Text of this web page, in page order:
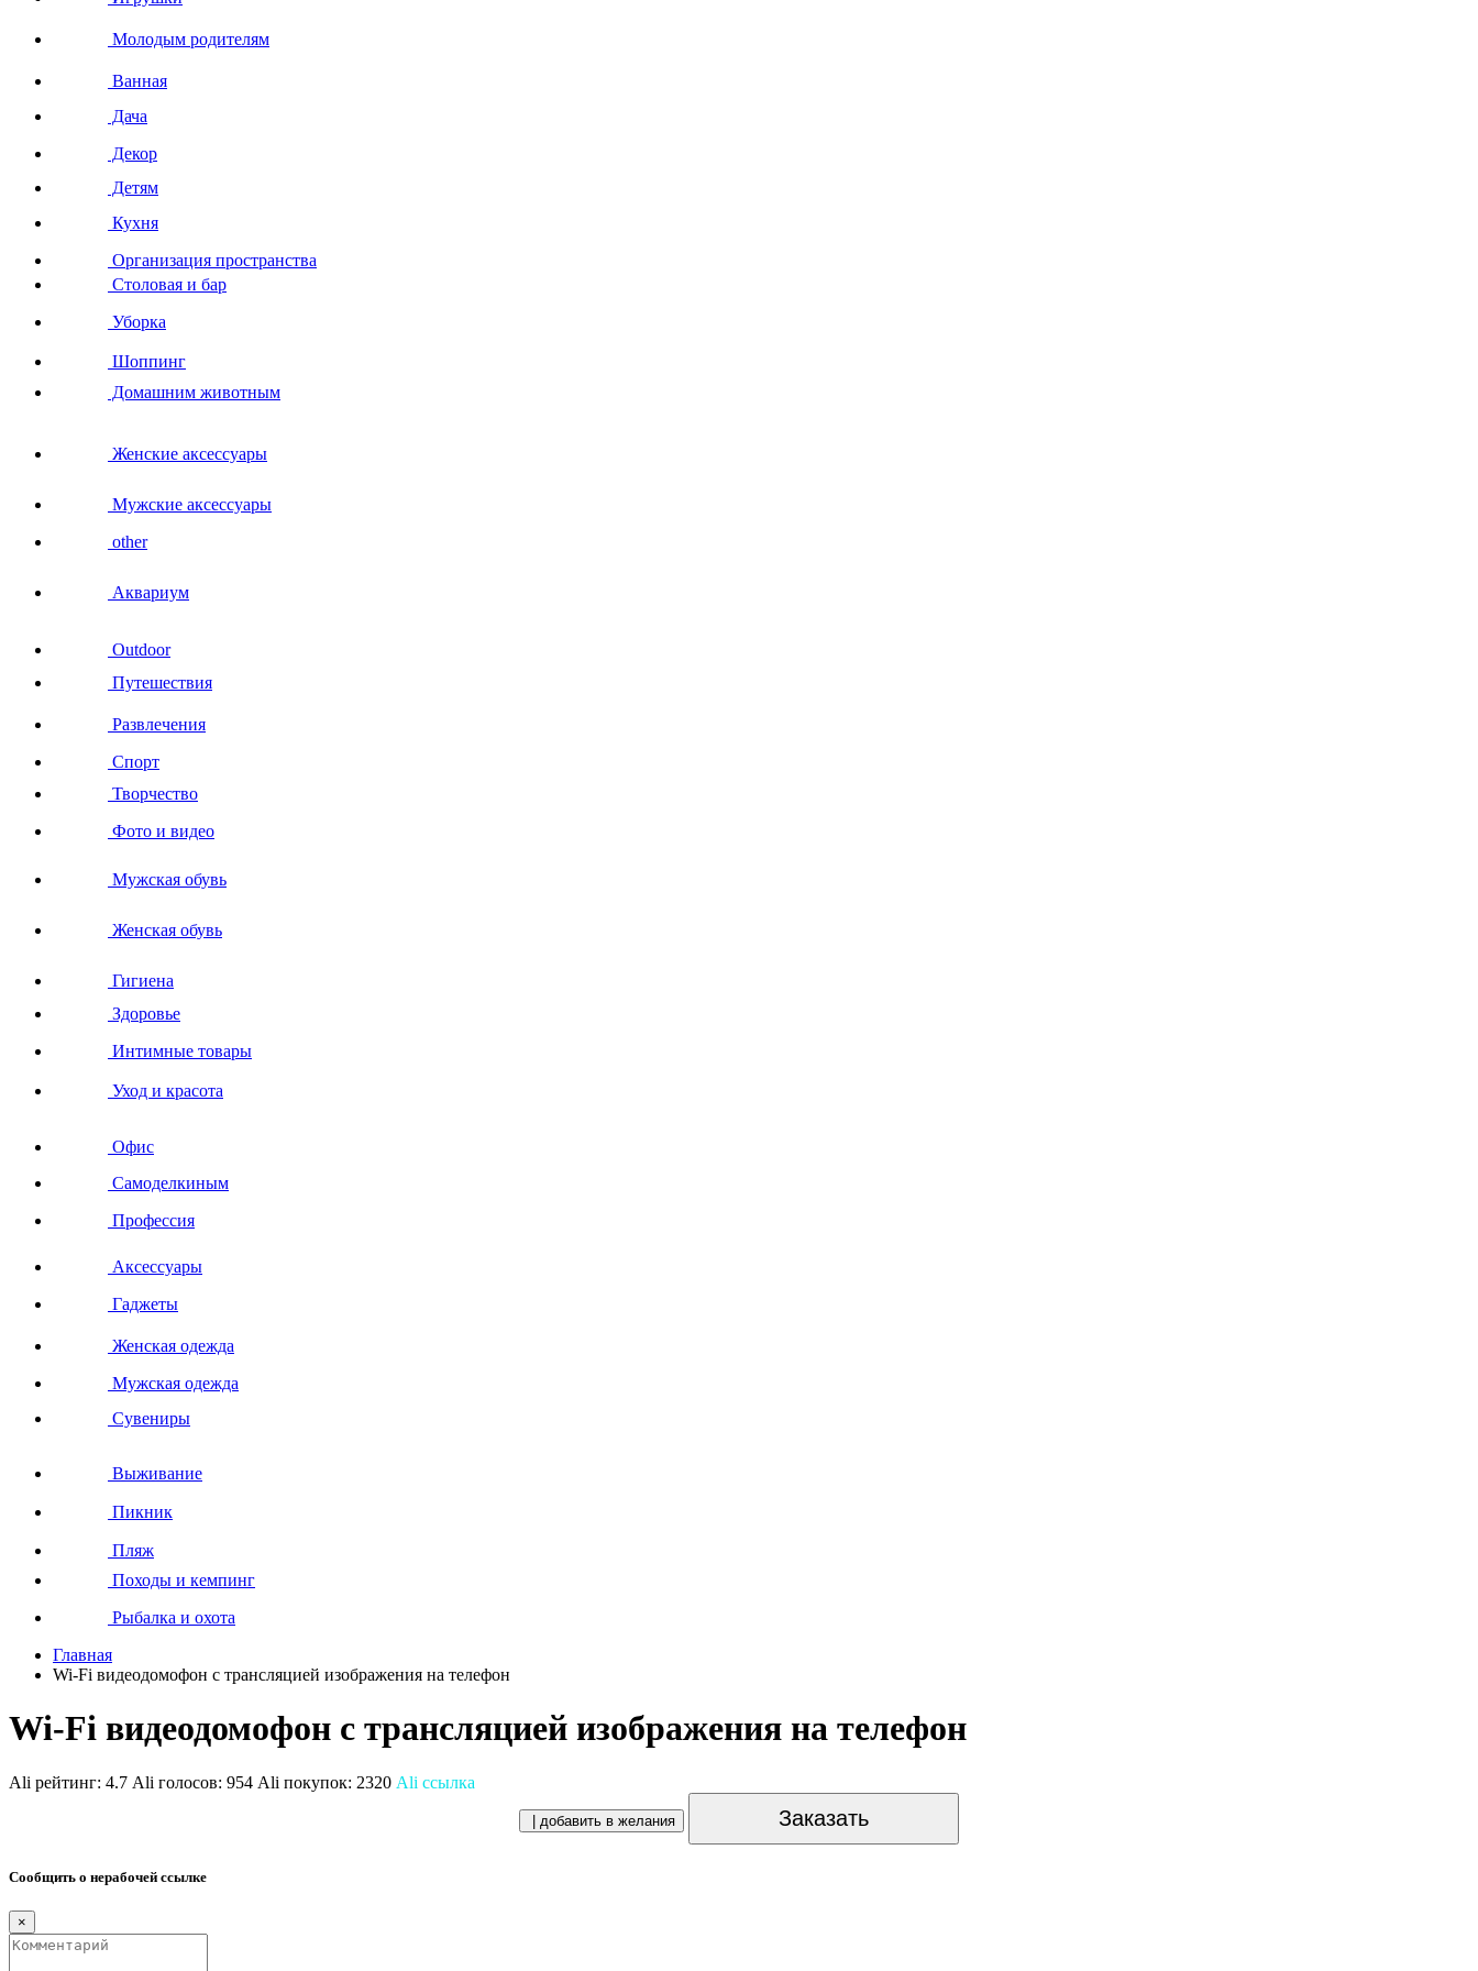
Молодым родителям
Ванная
Дача
Декор
Детям
Кухня
Организация пространства
Столовая и бар
Уборка
Шоппинг
Домашним животным
Женские аксессуары
Мужские аксессуары
other
Аквариум
Outdoor
Путешествия
Развлечения
Спорт
Творчество
Фото и видео
Мужская обувь
Женская обувь
Гигиена
Здоровье
Интимные товары
Уход и красота
Офис
Самоделкиным
Профессия
Аксессуары
Гаджеты
Женская одежда
Мужская одежда
Сувениры
Выживание
Пикник
Пляж
Походы и кемпинг
Рыбалка и охота
Главная
Wi-Fi видеодомофон с трансляцией изображения на телефон
Wi-Fi видеодомофон с трансляцией изображения на телефон
Ali рейтинг: 4.7 Ali голосов: 954 Ali покупок: 2320 Ali ссылка
| добавить в желания Заказать
Сообщить о нерабочей ссылке
×